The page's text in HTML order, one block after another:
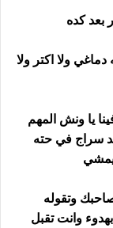
بعد كده
ولا اكتر ولا
يا ونش المهم
سراج في حته
وتقوله
وانت تقبل